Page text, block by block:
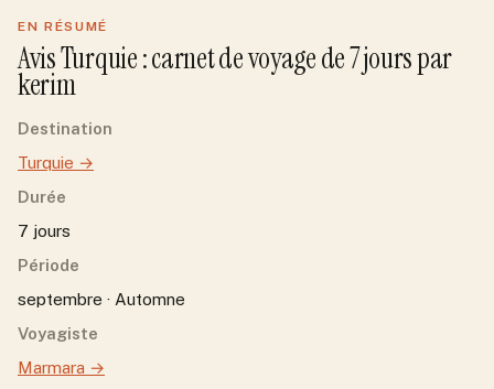
EN RÉSUMÉ
AvisTurquie: carnet de voyage de7jourspar
kerim
Destination
Turquie →
Durée
7 jours
Période
septembre · Automne
Voyagiste
Marmara →